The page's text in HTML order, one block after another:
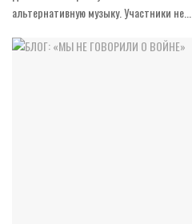
альтернативную музыку. Участники не...